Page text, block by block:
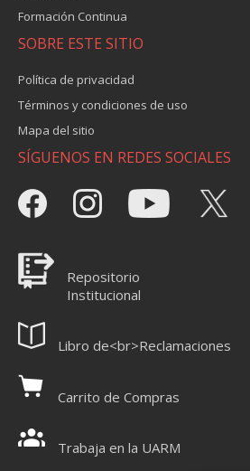
Formación Continua
SOBRE ESTE SITIO
Política de privacidad
Términos y condiciones de uso
Mapa del sitio
SÍGUENOS EN REDES SOCIALES
Repositorio
Institucional
Libro de<br>Reclamaciones
Carrito de Compras
Trabaja en la UARM